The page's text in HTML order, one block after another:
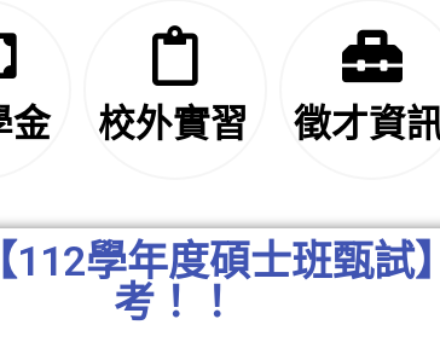
金 校外實習 徵才資
112學年度碩士班甄
考！！